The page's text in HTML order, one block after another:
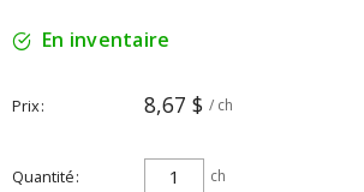
En inventaire
Prix 8,67 $ / ch
Quantité ch